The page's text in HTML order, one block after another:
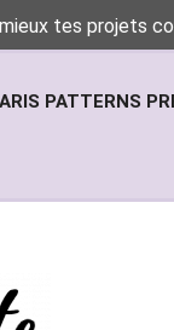
tes projets
PATTERNS